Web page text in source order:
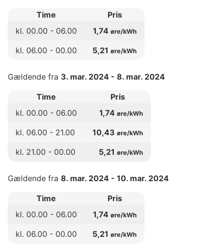
Time
Pris
kl. 00.00 - 06.00 1,74 øre/kWh
kl. 06.00 - 00.00 5,21 øre/kWh
Gældende fra 3. mar. 2024 - 8. mar. 2024
Time
Pris
kl. 00.00 - 06.00 1,74 øre/kWh
kl. 06.00 - 21.00 10,43 øre/kWh
kl. 21.00 - 00.00 5,21 øre/kWh
Gældende fra 8. mar. 2024 - 10. mar. 2024
Time
Pris
kl. 00.00 - 06.00 1,74 øre/kWh
kl. 06.00 - 00.00 5,21 øre/kWh